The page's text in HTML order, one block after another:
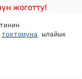
жоготту!